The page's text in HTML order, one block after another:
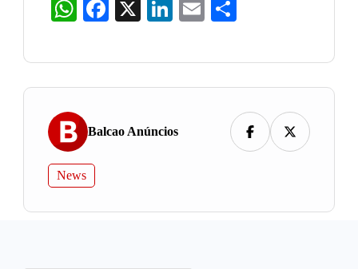
WhatsAppFacebook LinkedIn
Email
Balcao Anúncios
News